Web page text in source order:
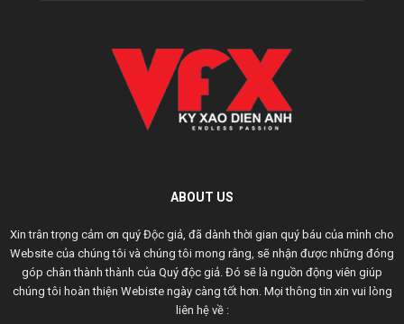
ABOUT US
Xin trân trọng cảm ơn quý Độc giả, đã dành thời gian quý báu của mình cho
Website của chúng tôi và chúng tôi mong rằng, sẽ nhận được những đóng
góp chân thành thành của Quý độc giả. Đó sẽ là nguồn động viên giúp
chúng tôi hoàn thiện Webiste ngày càng tốt hơn. Mọi thông tin xin vui lòng
liên hệ về :